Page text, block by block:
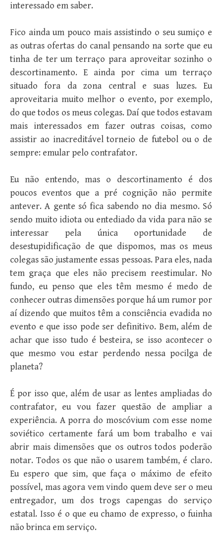
interessado em saber.
Fico ainda um pouco mais assistindo o seu sumiço e
as outras ofertas do canal pensando na sorte que eu
tinha de ter um terraço para aproveitar sozinho o
descortinamento. E ainda por cima um terraço
situado fora da zona central e suas luzes. Eu
aproveitaria muito melhor o evento, por exemplo,
do que todos os meus colegas. Daí que todos estavam
mais interessados em fazer outras coisas, como
assistir ao inacreditável torneio de futebol ou o de
sempre: emular pelo contrafator.
Eu não entendo, mas o descortinamento é dos
poucos eventos que a pré cognição não permite
antever. A gente só fica sabendo no dia mesmo. Só
sendo muito idiota ou entediado da vida para não se
interessar pela única oportunidade de
desestupidificação de que dispomos, mas os meus
colegas são justamente essas pessoas. Para eles, nada
tem graça que eles não precisem reestimular. No
fundo, eu penso que eles têm mesmo é medo de
conhecer outras dimensões porque há um rumor por
aí dizendo que muitos têm a consciência evadida no
evento e que isso pode ser definitivo. Bem, além de
achar que isso tudo é besteira, se isso acontecer o
que mesmo vou estar perdendo nessa pocilga de
planeta?
É por isso que, além de usar as lentes ampliadas do
contrafator, eu vou fazer questão de ampliar a
experiência. A porra do moscóvium com esse nome
soviético certamente fará um bom trabalho e vai
abrir mais dimensões que os outros todos poderão
notar. Todos os que não o usarem também, é claro.
Eu espero que sim, que faça o máximo de efeito
possível, mas agora vem vindo quem deve ser o meu
entregador, um dos trogs capengas do serviço
estatal. Isso é o que eu chamo de expresso, o fuinha
não brinca em serviço.